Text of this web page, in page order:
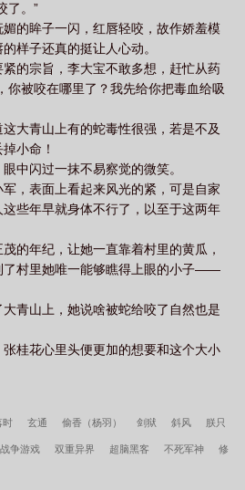
了。”
的眸子一闪，红唇轻咬，故作娇羞模
样子还真的挺让人心动。
的宗旨，李大宝不敢多想，赶忙从药
你被咬在哪里了？我先给你把毒血给吸
大青山上有的蛇毒性很强，若是不及
小命！
中闪过一抹不易察觉的微笑。
，表面上看起来风光的紧，可是自家
些年早就身体不行了，以至于这两年
的年纪，让她一直靠着村里的黄瓜，
了村里她唯一能够瞧得上眼的小子——
青山上，她说啥被蛇给咬了自然也是
桂花心里头便更加的想要和这个大小
时 玄通 偷香（杨羽） 剑狱 斜风 朕只
争游戏 双重异界 超脑黑客 不死军神 修